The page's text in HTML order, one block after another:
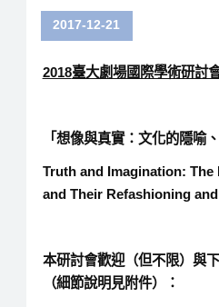
2017-12-21
2018臺大劇場國際學術研討
「想像與真實：文化的隱喻、
Truth and Imagination:
and Their Refashioning
本研討會歡迎（但不限）與
（細節說明見附件）：